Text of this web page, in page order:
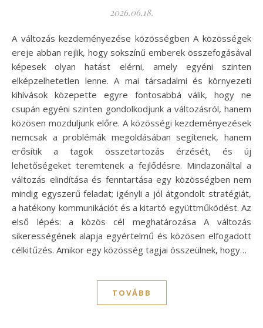
2026.06.18.
A változás kezdeményezése közösségben A közösségek
ereje abban rejlik, hogy sokszínű emberek összefogásával
képesek olyan hatást elérni, amely egyéni szinten
elképzelhetetlen lenne. A mai társadalmi és környezeti
kihívások közepette egyre fontosabbá válik, hogy ne
csupán egyéni szinten gondolkodjunk a változásról, hanem
közösen mozduljunk előre. A közösségi kezdeményezések
nemcsak a problémák megoldásában segítenek, hanem
erősítik a tagok összetartozás érzését, és új
lehetőségeket teremtenek a fejlődésre. Mindazonáltal a
változás elindítása és fenntartása egy közösségben nem
mindig egyszerű feladat; igényli a jól átgondolt stratégiát,
a hatékony kommunikációt és a kitartó együttműködést. Az
első lépés: a közös cél meghatározása A változás
sikerességének alapja egyértelmű és közösen elfogadott
célkitűzés. Amikor egy közösség tagjai összeülnek, hogy…
TOVÁBB